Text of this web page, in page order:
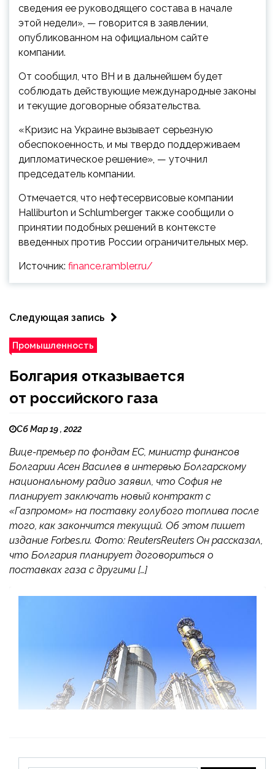
сведения ее руководящего состава в начале
этой недели», — говорится в заявлении,
опубликованном на официальном сайте
компании.
От сообщил, что BH и в дальнейшем будет
соблюдать действующие международные законы
и текущие договорные обязательства.
«Кризис на Украине вызывает серьезную
обеспокоенность, и мы твердо поддерживаем
дипломатическое решение», — уточнил
председатель компании.
Отмечается, что нефтесервисовые компании
Halliburton и Schlumberger также сообщили о
принятии подобных решений в контексте
введенных против России ограничительных мер.
Источник: finance.rambler.ru/
Следующая запись
Промышленность
Болгария отказывается
от российского газа
Сб Мар 19 , 2022
Вице-премьер по фондам ЕС, министр финансов
Болгарии Асен Василев в интервью Болгарскому
национальному радио заявил, что София не
планирует заключать новый контракт с
«Газпромом» на поставку голубого топлива после
того, как закончится текущий. Об этом пишет
издание Forbes.ru. Фото: ReutersReuters Он рассказал,
что Болгария планирует договориться о
поставках газа с другими […]